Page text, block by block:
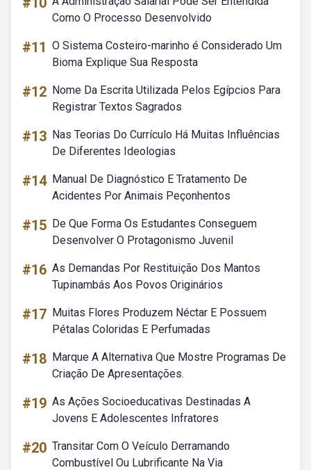
Como O Processo Desenvolvido
#11 O Sistema Costeiro-marinho é Considerado Um
Bioma Explique Sua Resposta
#12 Nome Da Escrita Utilizada Pelos Egípcios Para
Registrar Textos Sagrados
#13 Nas Teorias Do Currículo Há Muitas Influências
De Diferentes Ideologias
#14 Manual De Diagnóstico E Tratamento De
Acidentes Por Animais Peçonhentos
#15 De Que Forma Os Estudantes Conseguem
Desenvolver O Protagonismo Juvenil
#16 As Demandas Por Restituição Dos Mantos
Tupinambás Aos Povos Originários
#17 Muitas Flores Produzem Néctar E Possuem
Pétalas Coloridas E Perfumadas
#18 Marque A Alternativa Que Mostre Programas De
Criação De Apresentações.
#19 As Ações Socioeducativas Destinadas A
Jovens E Adolescentes Infratores
#20 Transitar Com O Veículo Derramando
Combustível Ou Lubrificante Na Via